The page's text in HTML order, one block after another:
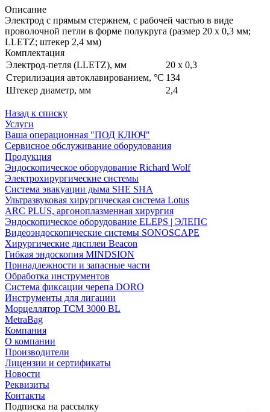
Описание
Электрод c прямым стержнем, c рабочей частью в виде
проволочной петли в форме полукруга (размер 20 х 0,3 мм;
LLETZ; штекер 2,4 мм)
Комплектация
Электрод-петля (LLETZ), мм
20 х 0,3
Стерилизация автоклавированием, °С 134
Штекер диаметр, мм
2,4
Назад к списку
Услуги
Ваша операционная "ПОД КЛЮЧ"
Сервисное обслуживание оборудования
Продукция
Эндоскопическое оборудование Richard Wolf
Электрохирургические системы
Система эвакуации дыма SHE SHA
Ультразвуковая хирургическая система Lotus
ARC PLUS, аргоноплазменная хирургия
Эндоскопическое оборудование ELEPS | ЭЛЕПС
Видеоэндоскопические системы SONOSCAPE
Хирургические дисплеи Beacon
Гибкая эндоскопия MINDSION
Принадлежности и запасные части
Обработка инструментов
Система фиксации черепа DORO
Инструменты для лигации
Морцеллятор ТСМ 3000 BL
MetraBag
Компания
О компании
Производители
Лицензии и сертификаты
Новости
Реквизиты
Контакты
Подписка на рассылку